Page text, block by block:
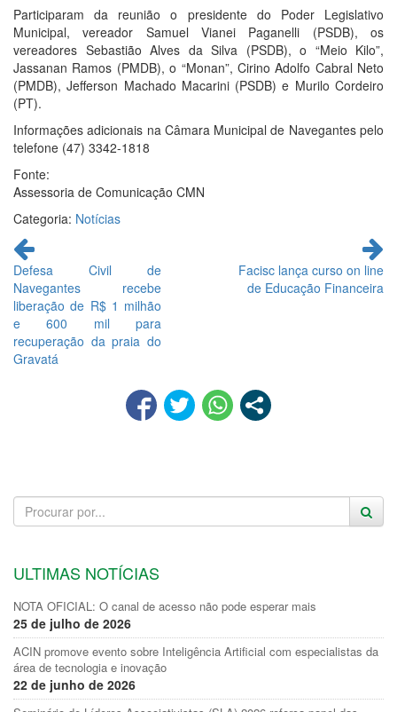
Participaram da reunião o presidente do Poder Legislativo
Municipal, vereador Samuel Vianei Paganelli (PSDB), os
vereadores Sebastião Alves da Silva (PSDB), o “Meio Kilo”,
Jassanan Ramos (PMDB), o “Monan”, Cirino Adolfo Cabral Neto
(PMDB), Jefferson Machado Macarini (PSDB) e Murilo Cordeiro
(PT).
Informações adicionais na Câmara Municipal de Navegantes pelo
telefone (47) 3342-1818
Fonte:
Assessoria de Comunicação CMN
Categoria: Notícias
Continue
lendo
Defesa Civil de
Navegantes recebe
liberação de R$ 1 milhão
e 600 mil para
recuperação da praia do
Gravatá
Facisc lança curso on line
de Educação Financeira
ULTIMAS NOTÍCIAS
NOTA OFICIAL: O canal de acesso não pode esperar mais
25 de julho de 2026
ACIN promove evento sobre Inteligência Artificial com especialistas da
área de tecnologia e inovação
22 de junho de 2026